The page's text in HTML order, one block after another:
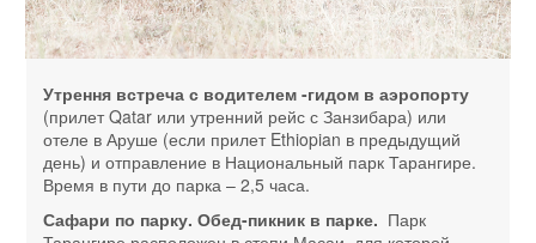
Утрення встреча с водителем -гидом в аэропорту
(прилет Qatar или утренний рейс с Занзибара) или
отеле в Аруше (если прилет Ethiopian в предыдущий
день) и отправление в Национальный парк Тарангире.
Время в пути до парка – 2,5 часа.
Сафари по парку. Обед-пикник в парке. Парк